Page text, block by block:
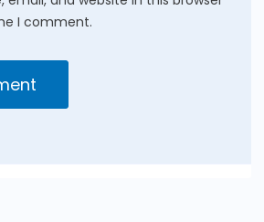
I comment.